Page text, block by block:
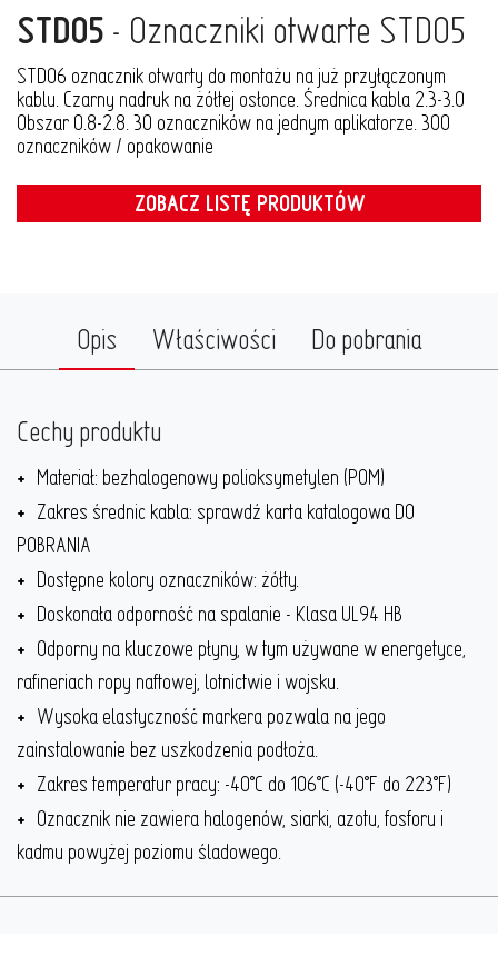
STD05 - Oznaczniki otwarte STD05
STD06 oznacznik otwarty do montażu na już przyłączonym
kablu. Czarny nadruk na żółtej osłonce. Średnica kabla 2.3-3.0
Obszar 0.8-2.8. 30 oznaczników na jednym aplikatorze. 300
oznaczników / opakowanie
ZOBACZ LISTĘ PRODUKTÓW
Opis Właściwości Do pobrania
Cechy produktu
Materiał: bezhalogenowy polioksymetylen (POM)
Zakres średnic kabla: sprawdź karta katalogowa DO
POBRANIA
Dostępne kolory oznaczników: żółty.
Doskonała odporność na spalanie - Klasa UL94 HB
Odporny na kluczowe płyny, w tym używane w energetyce,
rafineriach ropy naftowej, lotnictwie i wojsku.
Wysoka elastyczność markera pozwala na jego
zainstalowanie bez uszkodzenia podłoża.
Zakres temperatur pracy: -40°C do 106°C (-40°F do 223°F)
Oznacznik nie zawiera halogenów, siarki, azotu, fosforu i
kadmu powyżej poziomu śladowego.